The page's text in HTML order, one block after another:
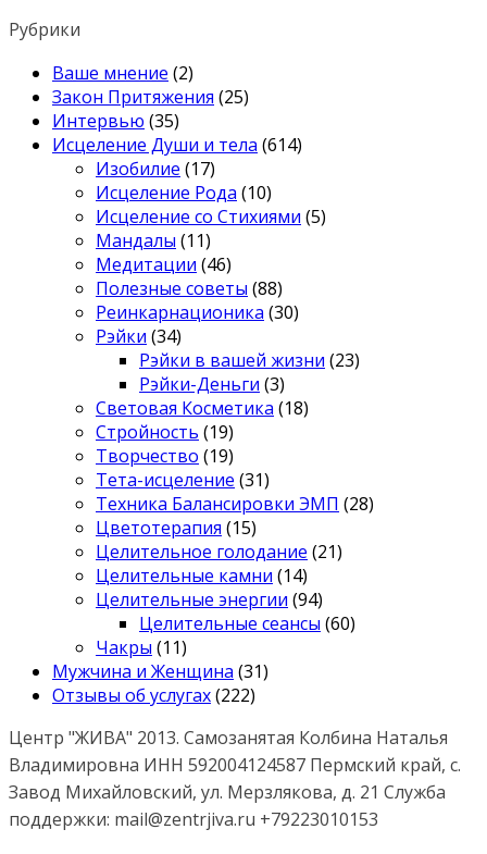
Рубрики
Ваше мнение (2)
Закон Притяжения (25)
Интервью (35)
Исцеление Души и тела (614)
Изобилие (17)
Исцеление Рода (10)
Исцеление со Стихиями (5)
Мандалы (11)
Медитации (46)
Полезные советы (88)
Реинкарнационика (30)
Рэйки (34)
Рэйки в вашей жизни (23)
Рэйки-Деньги (3)
Световая Косметика (18)
Стройность (19)
Творчество (19)
Тета-исцеление (31)
Техника Балансировки ЭМП (28)
Цветотерапия (15)
Целительное голодание (21)
Целительные камни (14)
Целительные энергии (94)
Целительные сеансы (60)
Чакры (11)
Мужчина и Женщина (31)
Отзывы об услугах(222)
Центр "ЖИВА" 2013. Самозанятая Колбина Наталья
Владимировна ИНН 592004124587 Пермский край, с.
Завод Михайловский, ул. Мерзлякова, д. 21 Служба
поддержки: mail@zentrjiva.ru +79223010153